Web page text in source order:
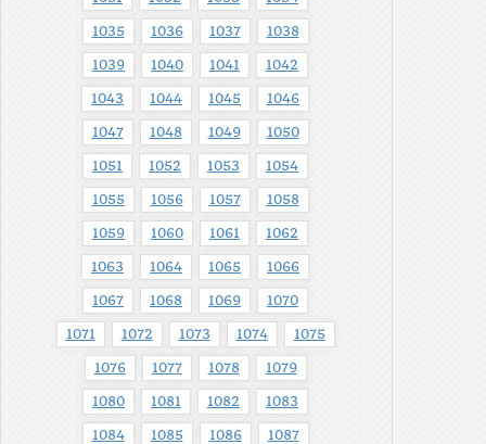
1035 1036 1037 1038
1039 1040 1041 1042
1043 1044 1045 1046
1047 1048 1049 1050
1051 1052 1053 1054
1055 1056 1057 1058
1059 1060 1061 1062
1063 1064 1065 1066
1067 1068 1069 1070
1071 1072 1073 1074 1075
1076 1077 1078 1079
1080 1081 1082 1083
1084 1085 1086 1087